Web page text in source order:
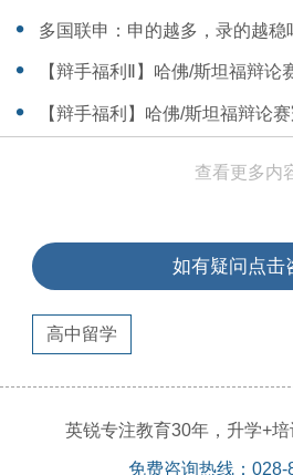
分享
多国联申：申的越多，录的越稳
【辩手福利Ⅱ】哈佛/斯坦福辩论赛 冠军
练带你解读WSDA全国赛Junior
【辩手福利】哈佛/斯坦福辩论
查看更多内
如有疑问点击
高中留学
英锐专注教育30年，升学+培
免费咨询热线：